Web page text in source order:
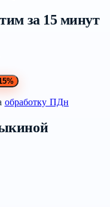
за 15 минут
обработку ПДн